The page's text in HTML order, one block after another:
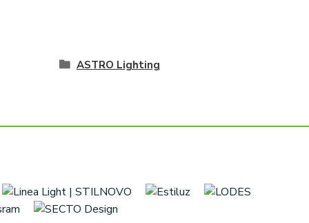
ASTRO Lighting